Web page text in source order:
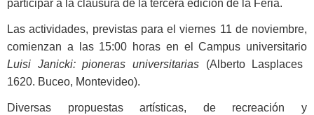
participar a la clausura de la tercera edición de la Feria.
Las actividades, previstas para el viernes 11 de noviembre,
comienzan a las 15:00 horas en el Campus universitario
Luisi Janicki: pioneras universitarias (Alberto Lasplaces
1620. Buceo, Montevideo).
Diversas propuestas artísticas, de recreación y